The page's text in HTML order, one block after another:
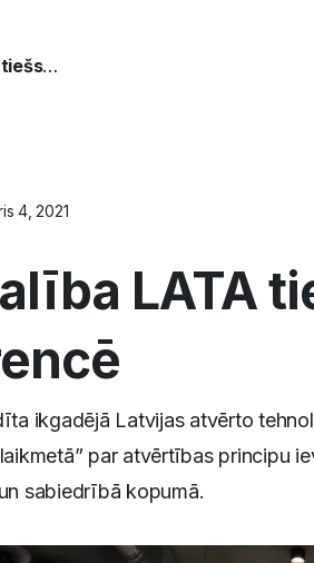
Atea dalība LATA tiešsaistes konferencē
4, 2021
LATA
ikgadējā Latvijas atvērto
par atvērtības principu
sabiedrībā kopumā.